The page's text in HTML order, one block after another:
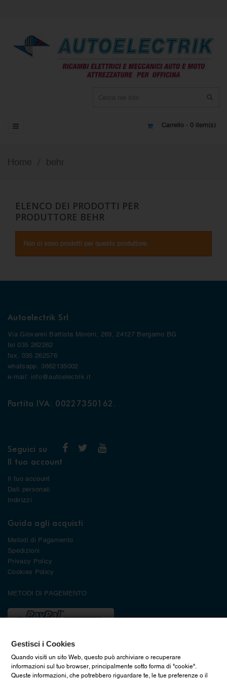
Carrello - 0 item(s)
Home behr
ELENCO DEI PRODOTTI PER
PRODUTTORE BEHR
Non ci sono prodotti per questo produttore.
Autoelectrik Srl
Via Giovanni Battista Moroni, 269, 24127 Bergamo BG
tel 035 262262
fax. 035 262576
whatsapp. 3662135002
e-mail: info@autoelectrik.it
Partita IVA: 00227350162.
Seguici su
Il tuo account
Il tuo account
Dati personali
Indirizzi
Guida agli acquisti
Metodi di Pagamento
Spedizioni
Privacy Policy
Cookies Policy
METODI DI PAGEMENTO
Gestisci i Cookies
Quando visiti un sito Web, questo può archiviare o recuperare
informazioni sul tuo browser, principalmente sotto forma di "cookie".
Queste informazioni, che potrebbero riguardare te, le tue preferenze o il